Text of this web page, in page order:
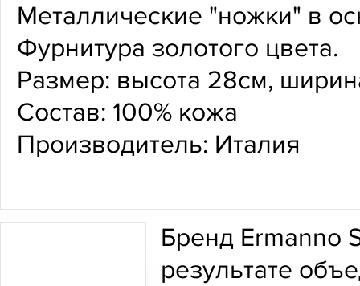
Металлические "ножки" в
Фурнитура золотого цвета.
Размер: высота 28см,
Состав: 100% кожа
Производитель: Италия
Бренд Ermanno
результате